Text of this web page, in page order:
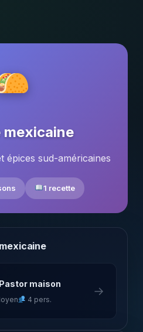
mexicaine
épices sud-américaines
1 recette
maison
4 pers.
→